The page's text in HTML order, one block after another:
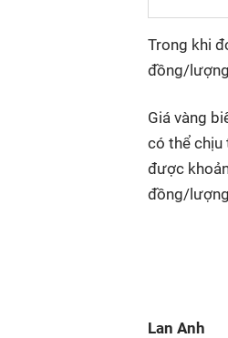
Trong khi
đồng/
Giá vàng
có thể chịu
được
đồng/
Lan Anh